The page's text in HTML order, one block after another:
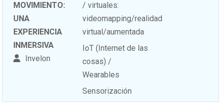
MOVIMIENTO:
UNA
EXPERIENCIA
INMERSIVA
Invelon
/ virtuales:
videomapping/realidad
virtual/aumentada
IoT (Internet de las
cosas) /
Wearables
Sensorización